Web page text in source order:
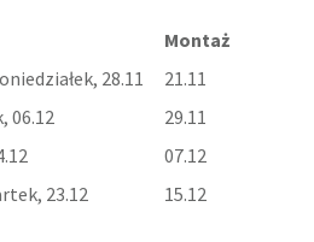
Montaż
28.11
21.11
06.12
29.11
07.12
23.12
15.12